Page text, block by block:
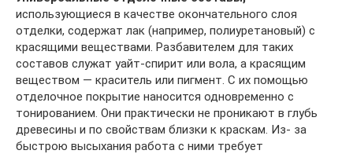
использующиеся в качестве окончательного слоя
отделки, содержат лак (например, полиуретановый) с
красящими веществами. Разбавителем для таких
составов служат уайт-спирит или вола, а красящим
веществом — краситель или пигмент. С их помощью
отделочное покрытие наносится одновременно с
тонированием. Они практически не проникают в глубь
древесины и по свойствам близки к краскам. Из- за
быстрою высыхания работа с ними требует